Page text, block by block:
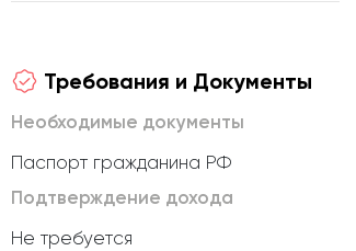
Требования и Документы
Необходимые документы
Паспорт гражданина РФ
Подтверждение дохода
Не требуется